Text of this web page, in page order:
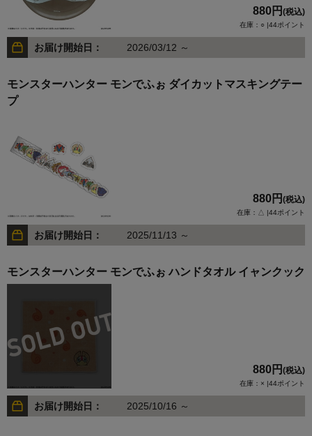
880円 (税込)
在庫：○ |44ポイント
お届け開始日： 2026/03/12 ～
モンスターハンター モンでふぉ ダイカットマスキングテー
プ
880円 (税込)
在庫：△ |44ポイント
お届け開始日： 2025/11/13 ～
モンスターハンター モンでふぉ ハンドタオル イャンクック
880円 (税込)
在庫：× |44ポイント
お届け開始日： 2025/10/16 ～